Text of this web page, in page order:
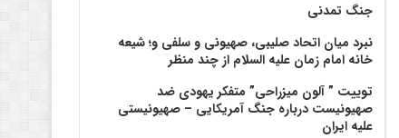
جنگ تمدنی
نبرد میان اتحاد صلیبی، صهیونی و سلفی و؛ شیعه
خانه امام زمان علیه السلام از چند منظر
توییت ” آلون میزراحی” متفکر یهودی ضد
صهیونیست درباره جنگ آمریکایی – صهیونیستی
علیه ایران